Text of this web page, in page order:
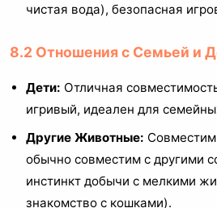
чистая вода), безопасная
8.2 Отношения с Семьей и
Дети: Отличная
игривый, идеален для
Другие Животные:
обычно совместим с другими
инстинкт добычи с мелкими
знакомство с кошками).